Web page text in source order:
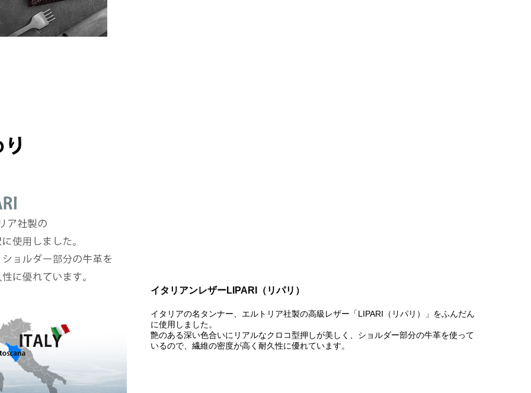
イタリアンレザーLIPARI（リパリ）
イタリアの名タンナー、エルトリア社製の高級レザー「LIPARI（リパリ）」をふんだん
に使用しました。
艶のある深い色合いにリアルなクロコ型押しが美しく、ショルダー部分の牛革を使って
いるので、繊維の密度が高く耐久性に優れています。